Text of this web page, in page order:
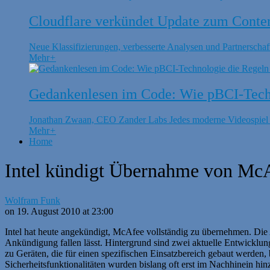
Cloudflare verkündet Update zum
Neue Klassifizierungen, verbesserte Analysen und
Mehr+
Gedankenlesen im Code: Wie pBCI-
Jonathan Zwaan, CEO Zander Labs Jedes moderne
Mehr+
Home
Intel kündigt Übernahme von
Wolfram Funk
on 19. August 2010 at 23:00
Intel hat heute angekündigt, McAfee vollständig zu übernehmen.
Ankündigung fallen lässt. Hintergrund sind zwei aktuelle
zu Geräten, die für einen spezifischen Einsatzbereich gebaut
Sicherheitsfunktionalitäten wurden bislang oft erst im Nachhinein